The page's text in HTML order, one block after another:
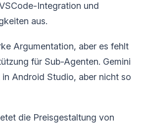
Integration und
aus.
Argumentation, aber es fehlt
für Sub-Agenten. Gemini
Android Studio, aber nicht so
die Preisgestaltung von